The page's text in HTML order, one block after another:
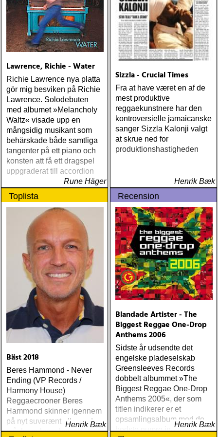
Sound) Matraca Berg The
Dreaming Fields (Dualtone)
Amos Lee Mission Bell
(Blue Note) Lucinda
Williams Blessed (Lost
Highway) Various The
1973 (Kent) Steve Earle I’ll
Never Get Out Of This
World Alive (New West) OK
Star Orchestra The Beat
and the Melody (Rootsy)
Chip Taylor Rock and Roll
Joe (Trainwreck) Israel
Nash Gripka Barn Doors &
Levon Helm Live At The
Ryman (Vanguard) Kjell
Gustavsson and the
Rhythm 'n' Blues Orchestra
The Boogie Boys (KG
Music Production) Nick
Lowe The Old Magic
(Proper) Tom Waits Bad As
Me (Anti) Chip Taylor w
Paal Flaata & Ida Jenshus
On This Darkest Day
Lawrence, Richie - Water
Richie Lawrence nya platta
gör mig besviken på Richie
Lawrence. Solodebuten
med albumet »Melancholy
Waltz« visade upp en
mångsidig musikant som
behärskade både samtliga
tangenter på ett piano och
konsten att få ett dragspel
uppgraderat till accordion
Rune Häger
Sizzla - Crucial Times
Fra at have været en af de
mest produktive
reggaekunstnere har den
kontroversielle jamaicanske
sanger Sizzla Kalonji valgt
at skrue ned for
produktionshastigheden
Henrik Bæk
Toplista
Bäst 2018
Beres Hammond - Never
Ending (VP Records /
Harmony House)
Reggaecrooner Beres
Hammond skinner igennem
på nyt suverænt album, der
måske er hans bedste
Henrik Bæk
Recension
Blandade Artister - The
Biggest Reggae One-Drop
Anthems 2006
Sidste år udsendte det
engelske pladeselskab
Greensleeves Records
dobbelt albummet »The
Biggest Reggae One-Drop
Anthems 2005«, der som
titlen indikerer er et
opsamlingsalbum med de
bedste numre indenfor den
Henrik Bæk